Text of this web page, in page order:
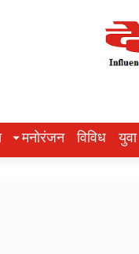
मनोरंजन विविध युवा